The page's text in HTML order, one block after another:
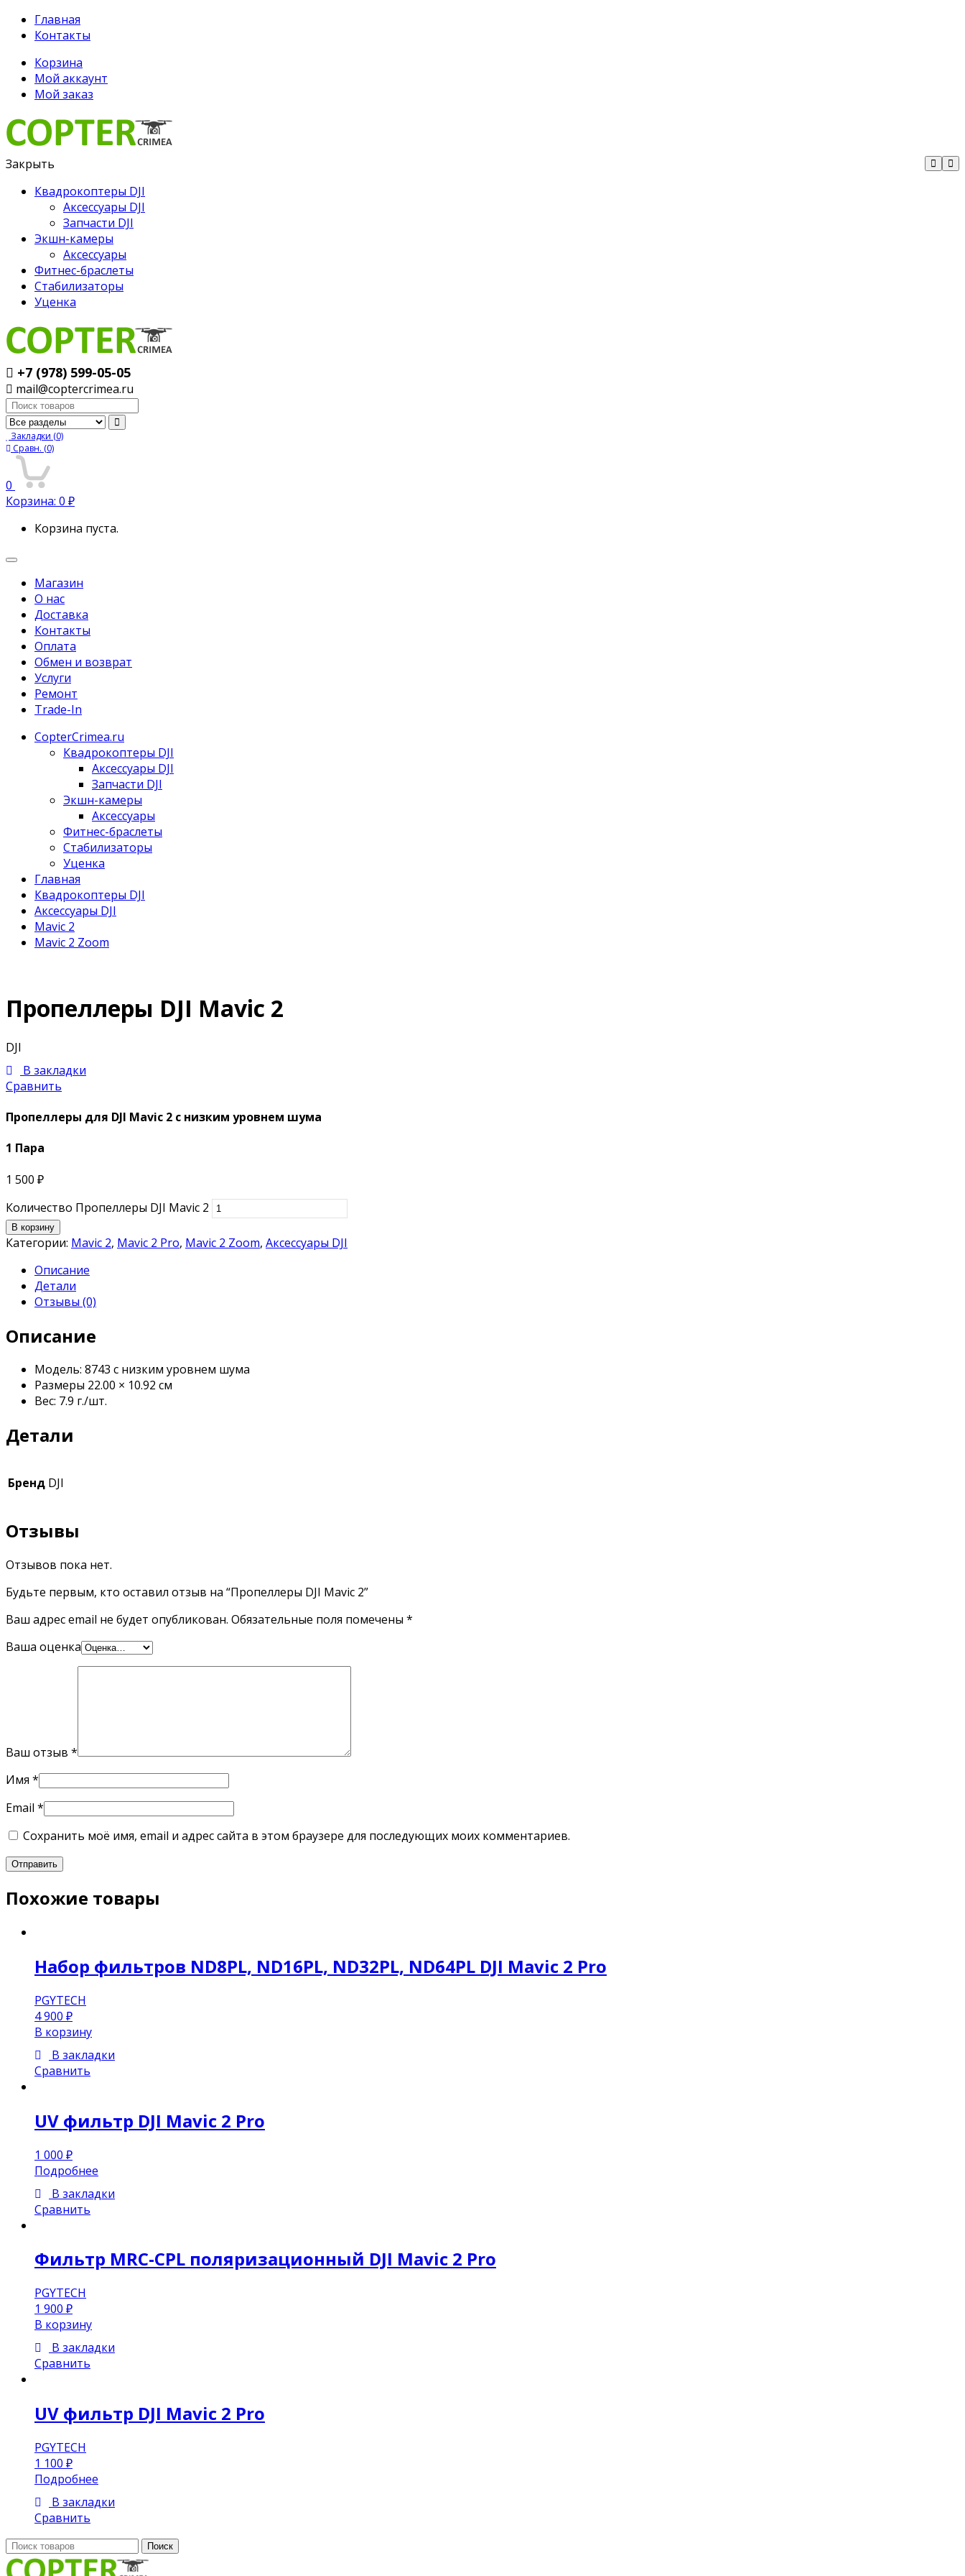
Главная
Контакты
Корзина
Мой аккаунт
Мой заказ
Закрыть
Квадрокоптеры DJI
Аксессуары DJI
Запчасти DJI
Экшн-камеры
Аксессуары
Фитнес-браслеты
Стабилизаторы
Уценка
+7 (978) 599-05-05
mail@coptercrimea.ru
Поиск:
Закладки (0)
Сравн. (0)
0
Корзина: 0 ₽
Корзина пуста.
Переключить
Магазин
О нас
Доставка
Контакты
Оплата
Обмен и возврат
Услуги
Ремонт
Trade-In
CopterCrimea.ru
Квадрокоптеры DJI
Аксессуары DJI
Запчасти DJI
Экшн-камеры
Аксессуары
Фитнес-браслеты
Стабилизаторы
Уценка
Главная
Квадрокоптеры DJI
Аксессуары DJI
Mavic 2
Mavic 2 Zoom
Пропеллеры DJI Mavic 2
DJI
В закладки
Сравнить
Пропеллеры для DJI Mavic 2 с низким уровнем шума
1 Пара
1 500 ₽
Количество Пропеллеры DJI Mavic 2
В корзину
Категории: Mavic 2, Mavic 2 Pro, Mavic 2 Zoom, Аксессуары DJI
Описание
Детали
Отзывы (0)
Описание
Модель: 8743 с низким уровнем шума
Размеры 22.00 × 10.92 см
Вес: 7.9 г./шт.
Детали
Бренд DJI
Отзывы
Отзывов пока нет.
Будьте первым, кто оставил отзыв на “Пропеллеры DJI Mavic 2”
Ваш адрес email не будет опубликован. Обязательные поля помечены *
Ваша оценка
Ваш отзыв *
Имя *
Email *
Сохранить моё имя, email и адрес сайта в этом браузере для последующих моих комментариев.
Похожие товары
Набор фильтров ND8PL, ND16PL, ND32PL, ND64PL DJI Mavic 2 Pro
PGYTECH
4 900 ₽
В корзину
В закладки
Сравнить
UV фильтр DJI Mavic 2 Pro
1 000 ₽
Подробнее
В закладки
Сравнить
Фильтр MRC-CPL поляризационный DJI Mavic 2 Pro
PGYTECH
1 900 ₽
В корзину
В закладки
Сравнить
UV фильтр DJI Mavic 2 Pro
PGYTECH
1 100 ₽
Подробнее
В закладки
Сравнить
Поиск:
Поиск